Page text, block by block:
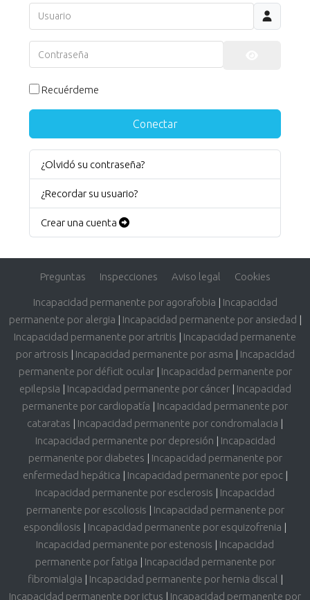
Usuario
Contraseña
Recuérdeme
Conectar
¿Olvidó su contraseña?
¿Recordar su usuario?
Crear una cuenta
Preguntas Inspecciones Aviso legal Cookies
Incapacidad permanente por agorafobia | Incapacidad
permanente por alergia | Incapacidad permanente por ansiedad |
Incapacidad permanente por artritis | Incapacidad permanente
por artrosis | Incapacidad permanente por asma | Incapacidad
permanente por déficit ocular| Incapacidad permanente por
epilepsia | Incapacidad permanente por cáncer| Incapacidad
permanente por cardiopatía | Incapacidad permanente por
cataratas | Incapacidad permanente por condromalacia |
Incapacidad permanente por depresión | Incapacidad
permanente por diabetes | Incapacidad permanente por
enfermedad hepática | Incapacidad permanente por epoc|
Incapacidad permanente por esclerosis | Incapacidad
permanente por escoliosis | Incapacidad permanente por
espondilosis | Incapacidad permanente por esquizofrenia |
Incapacidad permanente por estenosis | Incapacidad
permanente por fatiga | Incapacidad permanente por
fibromialgia | Incapacidad permanente por hernia discal |
Incapacidad permanente por ictus | Incapacidad permanente por